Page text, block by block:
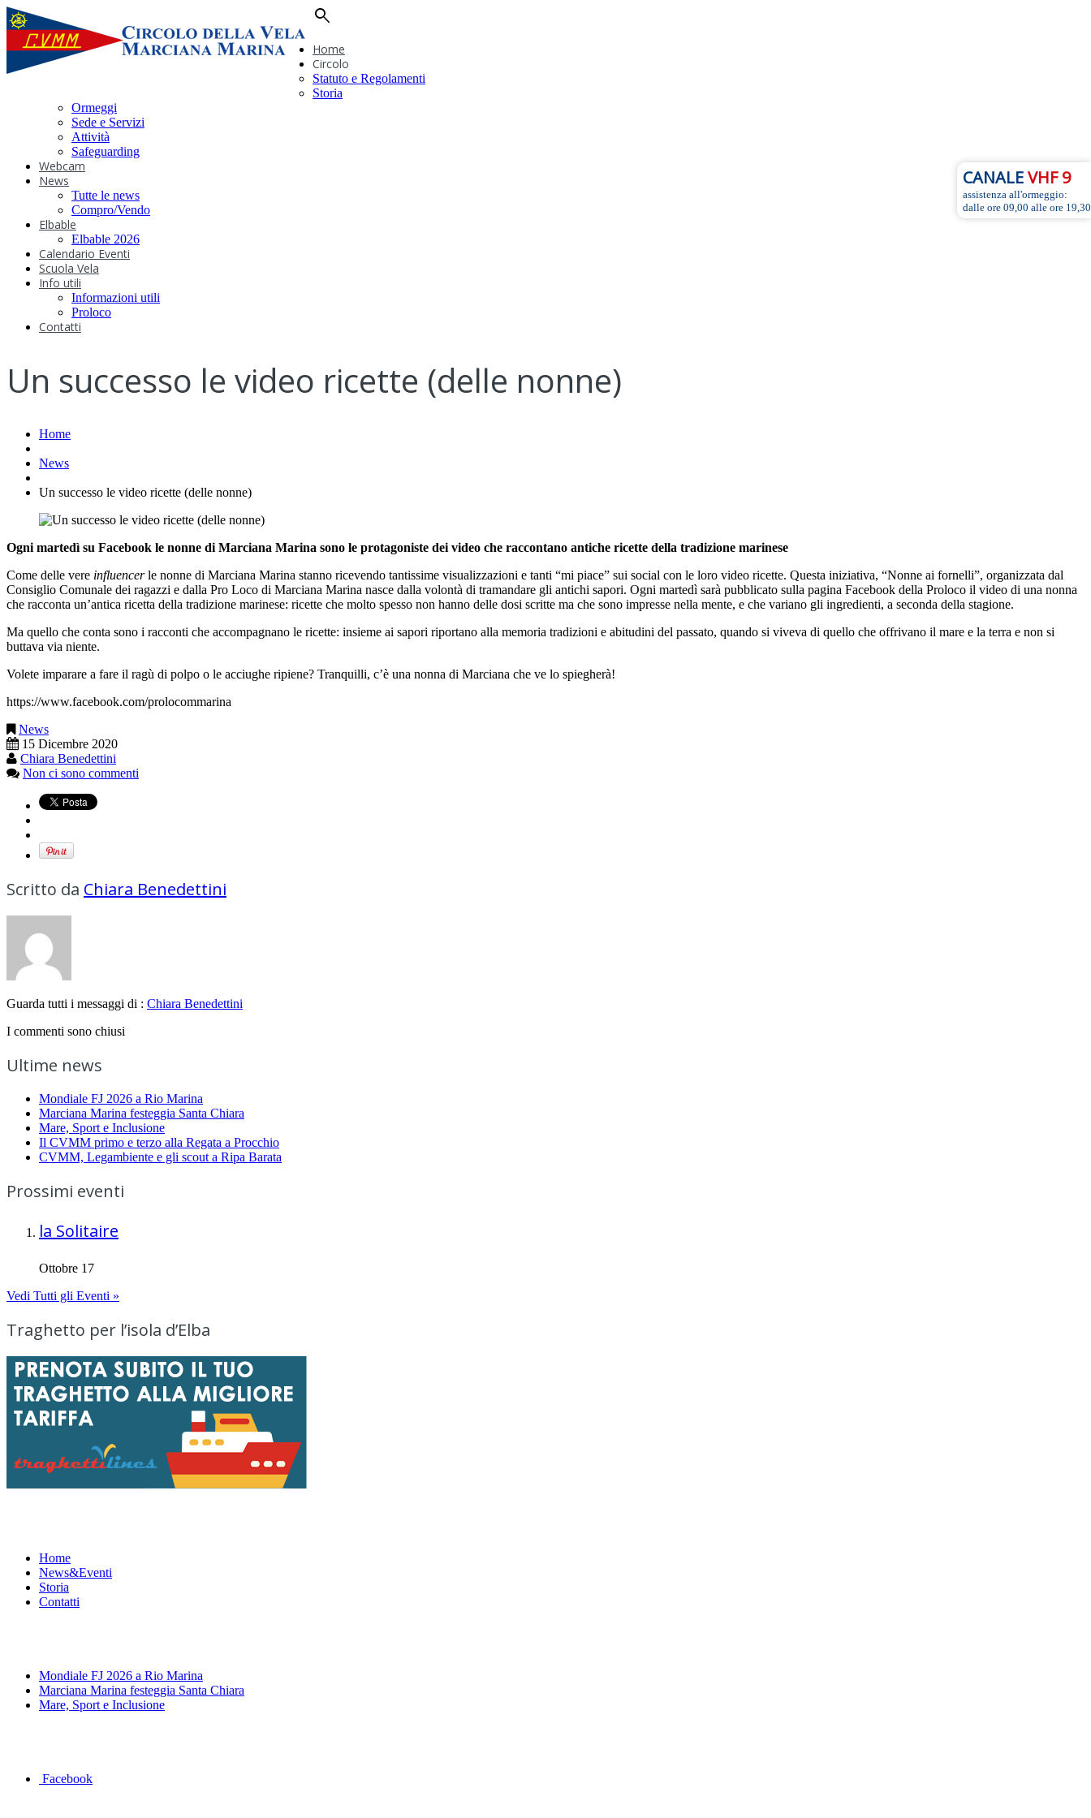
search
Home
Circolo
Statuto e Regolamenti
Storia
Ormeggi
Sede e Servizi
Attività
Safeguarding
Webcam
News
Tutte le news
Compro/Vendo
Elbable
Elbable 2026
Calendario Eventi
Scuola Vela
Info utili
Informazioni utili
Proloco
Contatti
CANALEVHF 9
assistenza all'ormeggio:
dalle ore 09,00 alle ore 19,30
Un successo le video ricette (delle nonne)
Home
News
Un successo le video ricette (delle nonne)
Ogni martedì su Facebook le nonne di Marciana Marina sono le protagoniste dei video che raccontano antiche ricette della tradizione marinese
Come delle vere influencerle nonne di Marciana Marina stanno ricevendo tantissime visualizzazioni e tanti “mi piace” sui social con le loro video ricette. Questa iniziativa, “Nonne ai fornelli”, organizzata dal
Consiglio Comunale dei ragazzi e dalla Pro Loco di Marciana Marina nasce dalla volontà di tramandare gli antichi sapori. Ogni martedì sarà pubblicato sulla pagina Facebook della Proloco il video di una nonna
che racconta un’antica ricetta della tradizione marinese: ricette che molto spesso non hanno delle dosi scritte ma che sono impresse nella mente, e che variano gli ingredienti, a seconda della stagione.
Ma quello che conta sono i racconti che accompagnano le ricette: insieme ai sapori riportano alla memoria tradizioni e abitudini del passato, quando si viveva di quello che offrivano il mare e la terra e non si
buttava via niente.
Volete imparare a fare il ragù di polpo o le acciughe ripiene? Tranquilli, c’è una nonna di Marciana che ve lo spiegherà!
https://www.facebook.com/prolocommarina
News
15 Dicembre 2020
Chiara Benedettini
Non ci sono commenti
Scritto da Chiara Benedettini
Guarda tutti i messaggi di : Chiara Benedettini
I commenti sono chiusi
Ultime news
Mondiale FJ 2026 a Rio Marina
Marciana Marina festeggia Santa Chiara
Mare, Sport e Inclusione
Il CVMM primo e terzo alla Regata a Procchio
CVMM, Legambiente e gli scout a Ripa Barata
Prossimi eventi
la Solitaire
Ottobre 17
Vedi Tutti gli Eventi »
Traghetto per l’isola d’Elba
Home
News&Eventi
Storia
Contatti
Mondiale FJ 2026 a Rio Marina
Marciana Marina festeggia Santa Chiara
Mare, Sport e Inclusione
Facebook